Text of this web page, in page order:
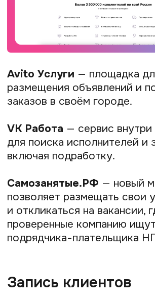
Аналитика и планирование
Грамотное управление временем
помогают понять, какие услуги приносят
больше прибыли, а таск-менеджеры
и доски планирования позволяют
контролировать проекты и не срывать
YouGile— удобный сервис для
управления проектами и задачами.
Подходит как для личной работы, так
и для небольших команд.
WEEEK— российский таск-менеджер,